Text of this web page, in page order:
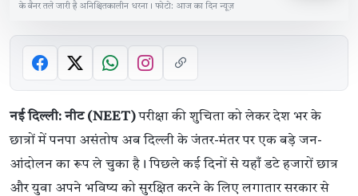
के बैनर तले जारी है अनिश्चितकालीन धरना। फोटो: आज का दिन न्यूज़
नई दिल्ली: नीट (NEET)परीक्षा की शुचिता को लेकर देश भर के
छात्रों में पनपा असंतोष अब दिल्ली के जंतर-मंतर पर एक बड़े जन-
आंदोलन का रूप ले चुका है। पिछले कई दिनों से यहाँ डटे हजारों छात्र
और युवा अपने भविष्य को सुरक्षित करने के लिए लगातार सरकार से